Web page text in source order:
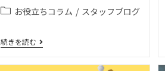
お役立ちコラム / スタッフブログ
続きを読む